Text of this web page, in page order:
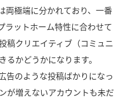
両極端に分かれており、一番
ットホーム特性に合わせて
稿クリエイティブ（コミュニ
かどうかになります。
告のような投稿ばかりになっ
が増えないアカウントも未だ